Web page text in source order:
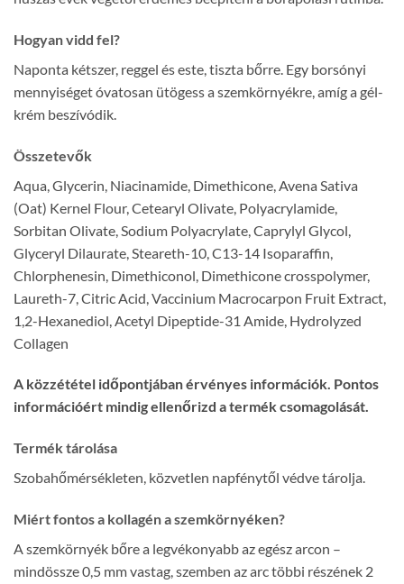
Hogyan vidd fel?
Naponta kétszer, reggel és este, tiszta bőrre. Egy borsónyi
mennyiséget óvatosan ütögess a szemkörnyékre, amíg a gél-
krém beszívódik.
Összetevők
Aqua, Glycerin, Niacinamide, Dimethicone, Avena Sativa
(Oat) Kernel Flour, Cetearyl Olivate, Polyacrylamide,
Sorbitan Olivate, Sodium Polyacrylate, Caprylyl Glycol,
Glyceryl Dilaurate, Steareth-10, C13-14 Isoparaffin,
Chlorphenesin, Dimethiconol, Dimethicone crosspolymer,
Laureth-7, Citric Acid, Vaccinium Macrocarpon Fruit Extract,
1,2-Hexanediol, Acetyl Dipeptide-31 Amide, Hydrolyzed
Collagen
A közzététel időpontjában érvényes információk. Pontos
információért mindig ellenőrizd a termék csomagolását.
Termék tárolása
Szobahőmérsékleten, közvetlen napfénytől védve tárolja.
Miért fontos a kollagén a szemkörnyéken?
A szemkörnyék bőre a legvékonyabb az egész arcon –
mindössze 0,5 mm vastag, szemben az arc többi részének 2